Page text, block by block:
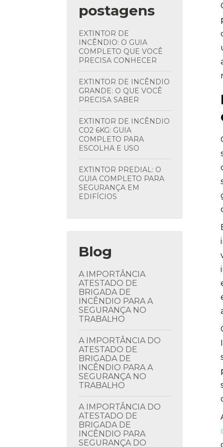
postagens
EXTINTOR DE
INCÊNDIO: O GUIA
COMPLETO QUE VOCÊ
PRECISA CONHECER
EXTINTOR DE INCÊNDIO
GRANDE: O QUE VOCÊ
PRECISA SABER
EXTINTOR DE INCÊNDIO
CO2 6KG: GUIA
COMPLETO PARA
ESCOLHA E USO
EXTINTOR PREDIAL: O
GUIA COMPLETO PARA
SEGURANÇA EM
EDIFÍCIOS
Blog
A IMPORTÂNCIA
ATESTADO DE
BRIGADA DE
INCÊNDIO PARA A
SEGURANÇA NO
TRABALHO
A IMPORTÂNCIA DO
ATESTADO DE
BRIGADA DE
INCÊNDIO PARA A
SEGURANÇA NO
TRABALHO
A IMPORTÂNCIA DO
ATESTADO DE
BRIGADA DE
INCÊNDIO PARA
SEGURANÇA DO